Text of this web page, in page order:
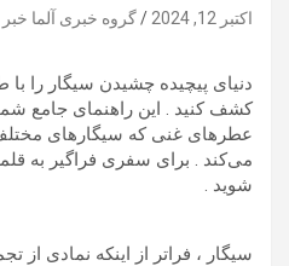
اکتبر 12, 2024 گروه خبری آلما خبر
دنیای پیچیده چشیدن سیگار را
کشف کنید . این راهنمای جامع
عطرهای غنی که سیگارهای
می‌کند . برای سفری فراگیر به
شوید .
سیگار ، فراتر از اینکه نمادی